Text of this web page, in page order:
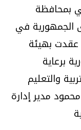
بمحافظة
الجمهورية في
بهيئة
برعاية
والتعليم
مدير إدارة